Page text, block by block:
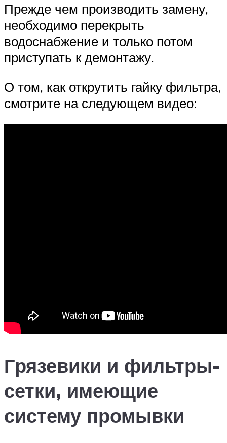
Прежде чем производить замену,
необходимо перекрыть
водоснабжение и только потом
приступать к демонтажу.
О том, как открутить гайку фильтра,
смотрите на следующем видео:
Грязевики и фильтры-
сетки, имеющие
систему промывки